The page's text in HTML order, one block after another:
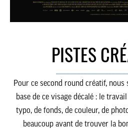
PISTES
Pour ce second round créatif, nous
base de ce visage décalé : le
typo, de fonds, de couleur, de
beaucoup avant de trouver la